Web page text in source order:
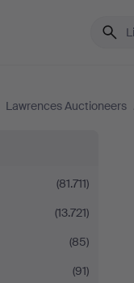
Lawrences Auctioneers
(81.711)
(13.721)
(85)
(91)